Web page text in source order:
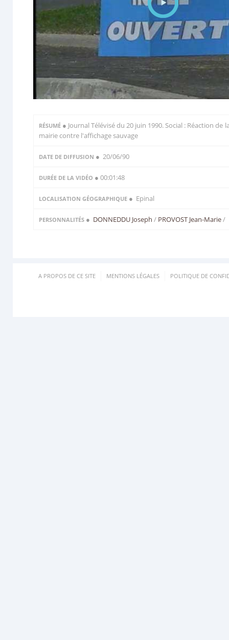
RÉSUMÉ ● Journal Télévisé du 20 juin 1990. Social : Réaction de
mairie contre l'affichage sauvage
DATE DE DIFFUSION ● 20/06/90
DURÉE DE LA VIDÉO ● 00:01:48
LOCALISATION GÉOGRAPHIQUE ● Epinal
PERSONNALITÉS ● DONNEDDU Joseph / PROVOST Jean-Marie/
A PROPOS DE CE SITE MENTIONS LÉGALES POLITIQUE DE